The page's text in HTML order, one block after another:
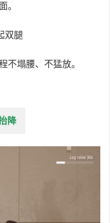
。
双腿
不塌腰、不猛放。
降